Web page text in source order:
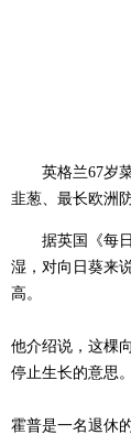
英格兰67岁
韭葱、最长欧洲
据英国《每
湿，对向日葵来
高。
他介绍说，这棵
停止生长的意思。
霍普是一名退休